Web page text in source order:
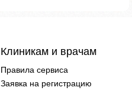
Клиникам и врачам
Правила сервиса
Заявка на регистрацию